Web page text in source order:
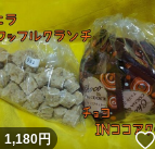
1,180円